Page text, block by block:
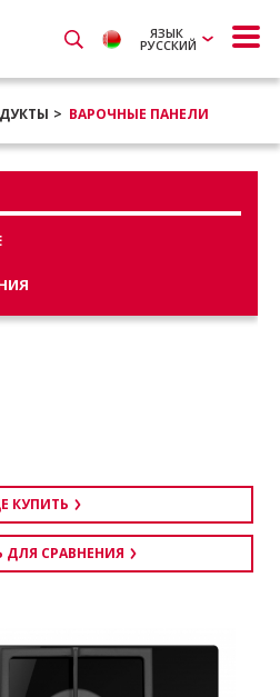
ЯЗЫК
РУССКИЙ
ВАРОЧНЫЕ ПАНЕЛИ
КУПИТЬ
ДЛЯ СРАВНЕНИЯ